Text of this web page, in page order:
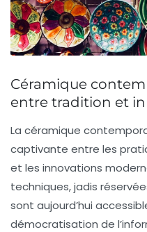
Céramique
entre tradition et
La céramique
captivante entre les
et les innovations
techniques, jadis
sont aujourd’hui
démocratisation de